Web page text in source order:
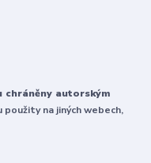
chráněny autorským
na jiných webech,